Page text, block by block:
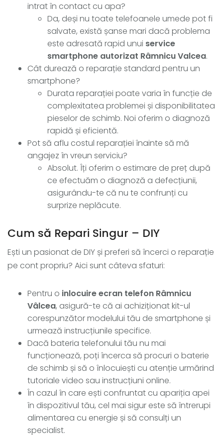
intrat în contact cu apa?
Da, deși nu toate telefoanele umede pot fi
salvate, există șanse mari dacă problema
este adresată rapid unui service
smartphone autorizat Râmnicu Valcea.
Cât durează o reparație standard pentru un
smartphone?
Durata reparației poate varia în funcție de
complexitatea problemei și disponibilitatea
pieselor de schimb. Noi oferim o diagnoză
rapidă și eficientă.
Pot să aflu costul reparației înainte să mă
angajez în vreun serviciu?
Absolut. Îți oferim o estimare de preț după
ce efectuăm o diagnoză a defecțiunii,
asigurându-te că nu te confrunți cu
surprize neplăcute.
Cum să Repari Singur – DIY
Ești un pasionat de DIY și preferi să încerci o reparație
pe cont propriu? Aici sunt câteva sfaturi:
Pentru o inlocuire ecran telefon Râmnicu
Vâlcea, asigură-te că ai achiziționat kit-ul
corespunzător modelului tău de smartphone și
urmează instrucțiunile specifice.
Dacă bateria telefonului tău nu mai
funcționează, poți încerca să procuri o baterie
de schimb și să o înlocuiești cu atenție urmărind
tutoriale video sau instrucțiuni online.
În cazul în care ești confruntat cu apariția apei
în dispozitivul tău, cel mai sigur este să întrerupi
alimentarea cu energie și să consulți un
specialist.